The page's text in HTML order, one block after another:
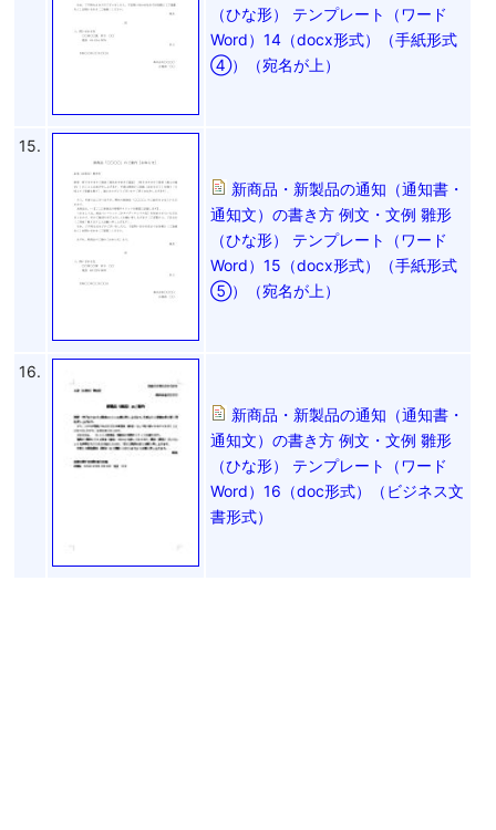
（ひな形） テンプレート（ワード
Word）14（docx形式）（手紙形式
④）（宛名が上）
15.
新商品・新製品の通知（通知書・
通知文）の書き方 例文・文例 雛形
（ひな形） テンプレート（ワード
Word）15（docx形式）（手紙形式
⑤）（宛名が上）
16.
新商品・新製品の通知（通知書・
通知文）の書き方 例文・文例 雛形
（ひな形） テンプレート（ワード
Word）16（doc形式）（ビジネス文
書形式）